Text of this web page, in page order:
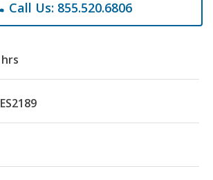
Call Us: 855.520.6806